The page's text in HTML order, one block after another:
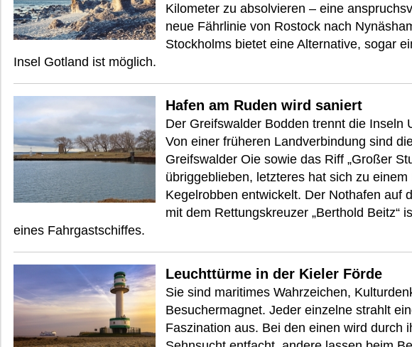
Kilometer zu absolvieren – eine
neue Fährlinie von Rostock nach
Stockholms bietet eine Alternative, sogar
Insel Gotland ist möglich.
Hafen am Ruden wird saniert
Der Greifswalder Bodden trennt die Inseln
Von einer früheren Landverbindung sind
Greifswalder Oie sowie das Riff „Großer
übriggeblieben, letzteres hat sich zu
Kegelrobben entwickelt. Der Nothafen auf
mit dem Rettungskreuzer „Berthold Beitz“
eines Fahrgastschiffes.
Leuchttürme in der Kieler Förde
Sie sind maritimes Wahrzeichen,
Besuchermagnet. Jeder einzelne strahlt
Faszination aus. Bei den einen wird durch